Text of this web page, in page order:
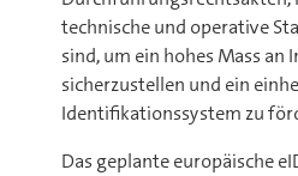
technische und operative
sind, um ein hohes Mass
sicherzustellen und ein
Identifikationssystem zu
Das geplante europäische